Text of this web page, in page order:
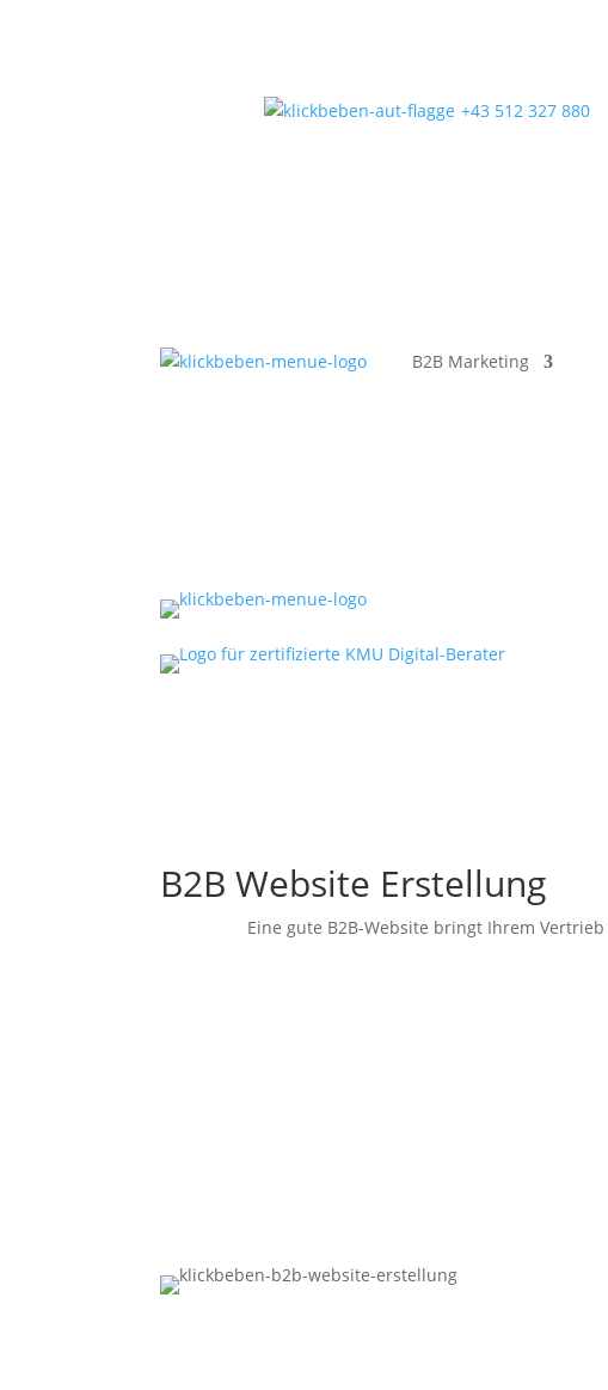
+43 512 327 880
B2B Marketing
B2B Website Erstellung
Eine gute B2B-Website bringt Ihrem Vertrieb